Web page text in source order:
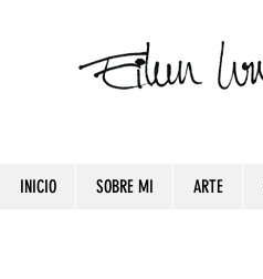
INICIO SOBRE MI ARTE